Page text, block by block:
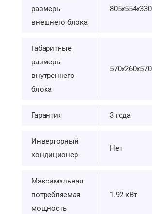
размеры
внешнего блока
805x554x330
Габаритные
размеры
внутреннего
блока
570х260х570
Гарантия 3 года
Инверторный
кондиционер
Нет
Максимальная
потребляемая
мощность
1.92 кВт